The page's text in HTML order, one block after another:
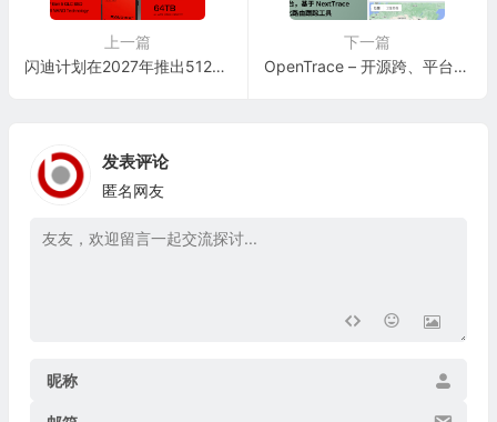
上一篇
闪迪计划在2027年推出512TB固态硬盘 最终目标是推出容量高达1PB的固态硬盘
下一篇
OpenTrace – 开源跨、平台，基于 NextTrace，可视化路由跟踪工具，在地图上追踪并显示 IP 地址
发表评论
匿名网友
昵称